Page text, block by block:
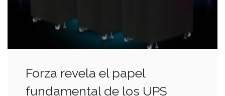
Forza revela el papel
fundamental de los UPS